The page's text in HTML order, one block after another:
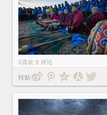
0喜欢 0 评论
转贴